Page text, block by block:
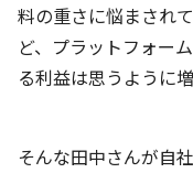
料の重さに悩まされ
ど、プラットフォー
る利益は思うように
そんな田中さんが自